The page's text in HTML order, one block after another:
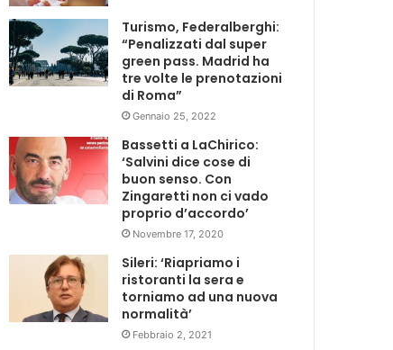
Turismo, Federalberghi:
“Penalizzati dal super
green pass. Madrid ha
tre volte le prenotazioni
di Roma”
Gennaio 25, 2022
Bassetti a LaChirico:
‘Salvini dice cose di
buon senso. Con
Zingaretti non ci vado
proprio d’accordo’
Novembre 17, 2020
Sileri: ‘Riapriamo i
ristoranti la sera e
torniamo ad una nuova
normalità’
Febbraio 2, 2021